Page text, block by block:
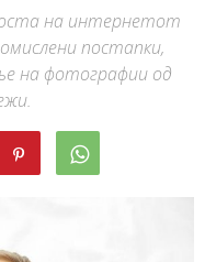
на интернетот
постапки,
на фотографии од